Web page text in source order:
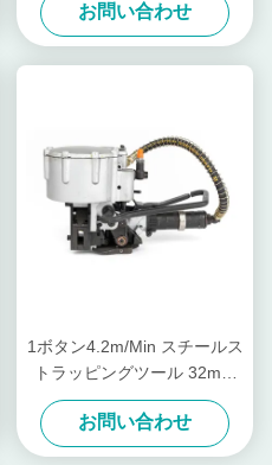
お問い合わせ
1ボタン4.2m/Min スチールス
トラッピングツール 32mm
バンド パネウマティック ス
チールストラッピングマシン
お問い合わせ